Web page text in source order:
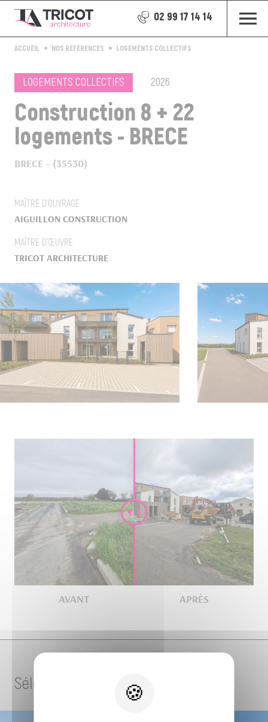
02 99 17 14 14
ACCUEIL NOS RÉFÉRENCES LOGEMENTS COLLECTIFS
LOGEMENTS COLLECTIFS 2026
Construction 8 + 22
logements - BRECE
BRECE - (35530)
MAÎTRE D’OUVRAGE
AIGUILLON CONSTRUCTION
MAÎTRE D’ŒUVRE
TRICOT ARCHITECTURE
Sélection de projets